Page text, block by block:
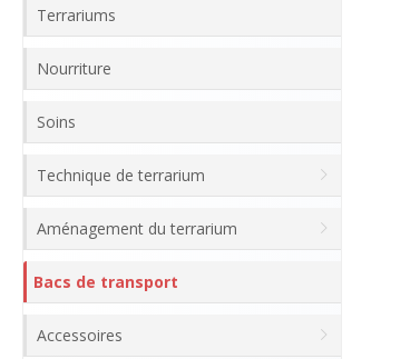
Terrariums
Nourriture
Soins
Technique de terrarium
Aménagement du terrarium
Bacs de transport
Accessoires